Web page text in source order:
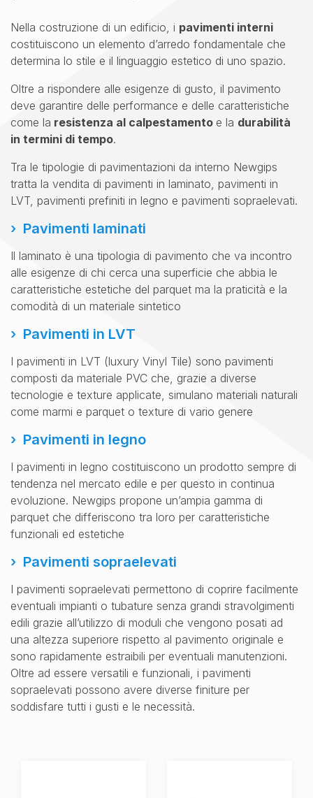
Nella costruzione di un edificio, i pavimenti interni
costituiscono un elemento d’arredo fondamentale che
determina lo stile e il linguaggio estetico di uno spazio.
Oltre a rispondere alle esigenze di gusto, il pavimento
deve garantire delle performance e delle caratteristiche
come la resistenza al calpestamento e la durabilità
in termini di tempo.
Tra le tipologie di pavimentazioni da interno Newgips
tratta la vendita di pavimenti in laminato, pavimenti in
LVT, pavimenti prefiniti in legno e pavimenti sopraelevati.
Pavimenti laminati
Il laminato è una tipologia di pavimento che va incontro
alle esigenze di chi cerca una superficie che abbia le
caratteristiche estetiche del parquet ma la praticità e la
comodità di un materiale sintetico
Pavimenti in LVT
I pavimenti in LVT (luxury Vinyl Tile) sono pavimenti
composti da materiale PVC che, grazie a diverse
tecnologie e texture applicate, simulano materiali naturali
come marmi e parquet o texture di vario genere
Pavimenti in legno
I pavimenti in legno costituiscono un prodotto sempre di
tendenza nel mercato edile e per questo in continua
evoluzione. Newgips propone un’ampia gamma di
parquet che differiscono tra loro per caratteristiche
funzionali ed estetiche
Pavimenti sopraelevati
I pavimenti sopraelevati permettono di coprire facilmente
eventuali impianti o tubature senza grandi stravolgimenti
edili grazie all’utilizzo di moduli che vengono posati ad
una altezza superiore rispetto al pavimento originale e
sono rapidamente estraibili per eventuali manutenzioni.
Oltre ad essere versatili e funzionali, i pavimenti
sopraelevati possono avere diverse finiture per
soddisfare tutti i gusti e le necessità.